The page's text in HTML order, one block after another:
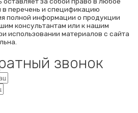
в перечень и спецификацию
полной информации о продукции
консультантам или к нашим
использовании материалов с сайта
звонок